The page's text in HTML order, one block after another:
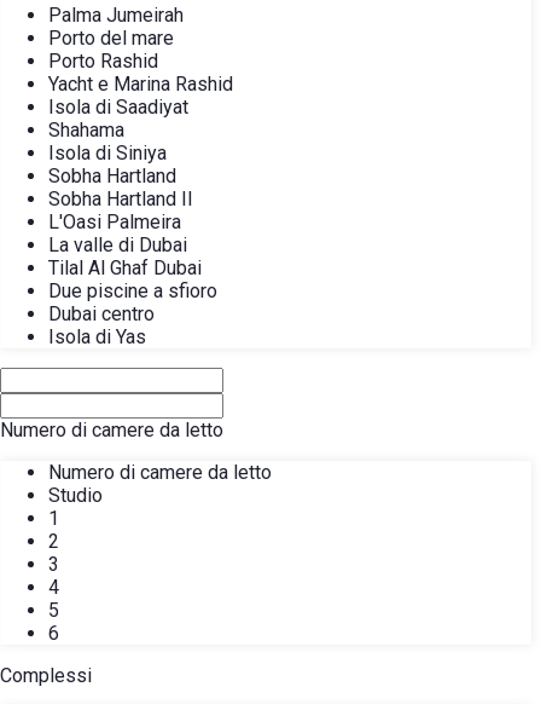
Palma Jumeirah
Porto del mare
Porto Rashid
Yacht e Marina Rashid
Isola di Saadiyat
Shahama
Isola di Siniya
Sobha Hartland
Sobha Hartland II
L'Oasi Palmeira
La valle di Dubai
Tilal Al Ghaf Dubai
Due piscine a sfioro
Dubai centro
Isola di Yas
Numero di camere da letto
Numero di camere da letto
Studio
1
2
3
4
5
6
Complessi